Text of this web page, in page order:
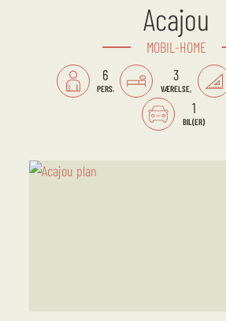
Acajou
MOBIL-HOME
6
PERS.
3
VÆRELSE,
1
BIL(ER)